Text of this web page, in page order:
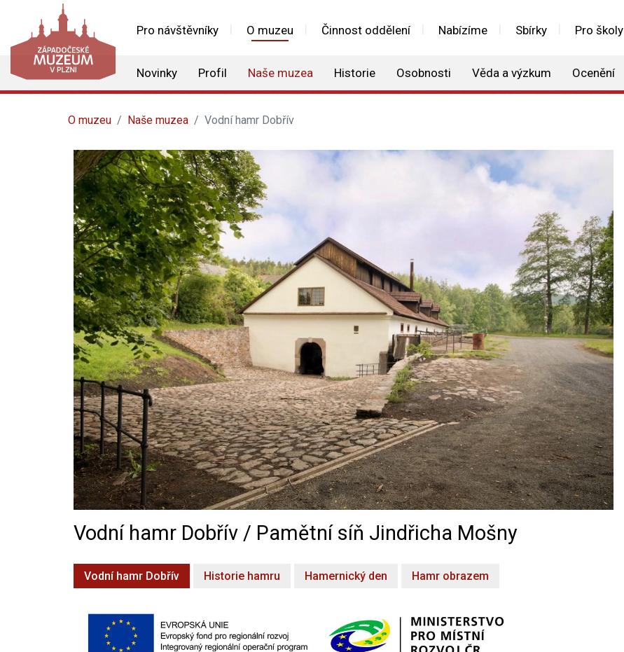
Pro návštěvníky O muzeu Činnost oddělení Nabízíme Sbírky Pro školy
Novinky Profil Naše muzea Historie Osobnosti Věda a výzkum Ocenění
O muzeu Naše muzea Vodní hamr Dobřív
Vodní hamr Dobřív / Pamětní síň Jindřicha Mošny
Vodní hamr Dobřív Historie hamru Hamernický den Hamr obrazem